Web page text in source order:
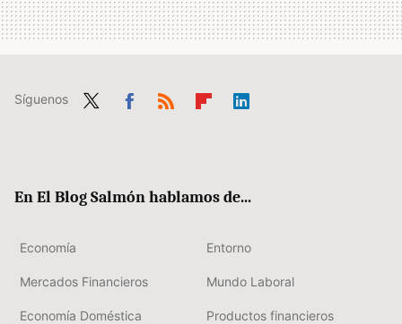
Síguenos
En El Blog Salmón hablamos de...
Economía Entorno
Mercados Financieros Mundo Laboral
Economía Doméstica Productos financieros